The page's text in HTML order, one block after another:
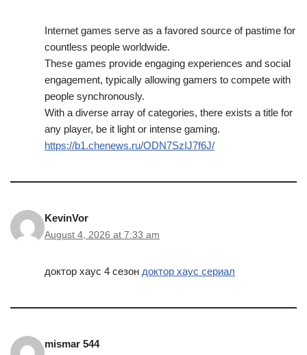
Internet games serve as a favored source of pastime for
countless people worldwide.
These games provide engaging experiences and social
engagement, typically allowing gamers to compete with
people synchronously.
With a diverse array of categories, there exists a title for
any player, be it light or intense gaming.
https://b1.chenews.ru/ODN7SzIJ7f6J/
KevinVor
August 4, 2026 at 7:33 am
доктор хаус 4 сезон доктор хаус сериал
mismar 544